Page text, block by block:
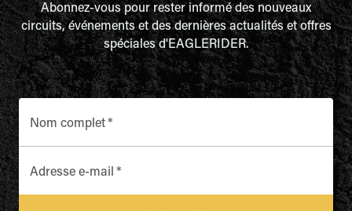
Abonnez-vous pour rester informé des nouveaux
circuits, événements et des dernières actualités et offres
spéciales d'EAGLERIDER.
Nom complet*
Adresse e-mail *